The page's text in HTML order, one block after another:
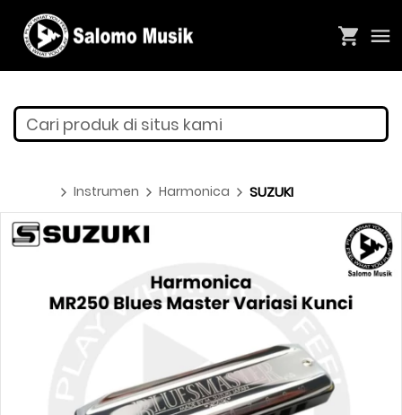
Cari produk di situs kami
Instrumen Harmonica SUZUKI